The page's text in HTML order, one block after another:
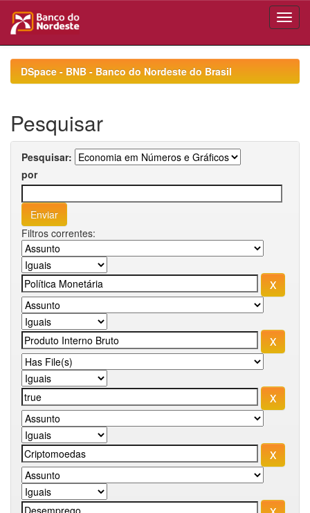
navigationDSpace - BNB - Banco do Nordeste do Brasil
Pesquisar
Pesquisar:
por
Filtros correntes: